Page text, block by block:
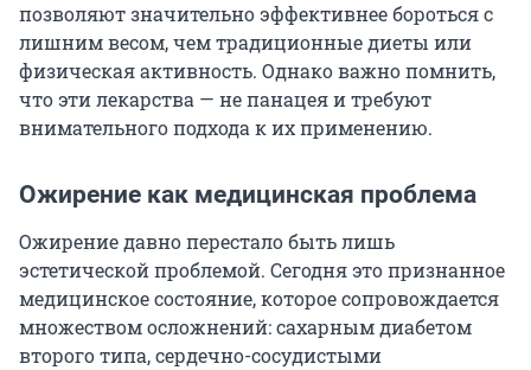
позволяют значительно эффективнее бороться с
лишним весом, чем традиционные диеты или
физическая активность. Однако важно помнить,
что эти лекарства — не панацея и требуют
внимательного подхода к их применению.
Ожирение как медицинская проблема
Ожирение давно перестало быть лишь
эстетической проблемой. Сегодня это признанное
медицинское состояние, которое сопровождается
множеством осложнений: сахарным диабетом
второго типа, сердечно-сосудистыми